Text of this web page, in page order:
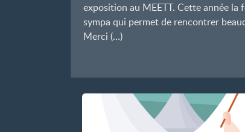
exposition au MEETT. Cette année la
sympa qui permet de rencontrer
Merci (…)